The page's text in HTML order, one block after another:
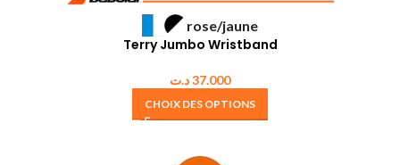
rose/jaune
Terry Jumbo Wristband
37.000د.ت
CHOIX DES OPTIONS